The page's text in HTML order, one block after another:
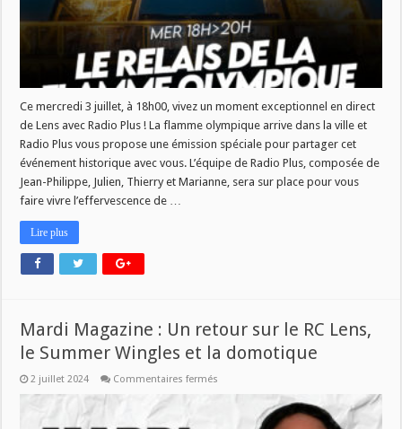
l’événement
en
direct
sur
Radio
Plus
!
Ce mercredi 3 juillet, à 18h00, vivez un moment exceptionnel en direct
de Lens avec Radio Plus ! La flamme olympique arrive dans la ville et
Radio Plus vous propose une émission spéciale pour partager cet
événement historique avec vous. L’équipe de Radio Plus, composée de
Jean-Philippe, Julien, Thierry et Marianne, sera sur place pour vous
faire vivre l’effervescence de …
Lire plus
Mardi Magazine : Un retour sur le RC Lens,
le Summer Wingles et la domotique
2 juillet 2024 Commentaires fermés